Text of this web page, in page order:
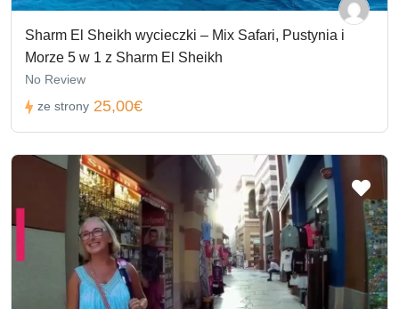
Sharm El Sheikh wycieczki – Mix Safari, Pustynia i
Morze 5 w 1 z Sharm El Sheikh
No Review
ze strony 25,00€